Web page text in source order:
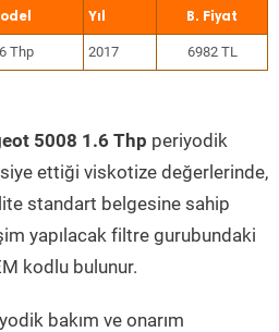
Yıl
Thp 2017 6982 TL
5008 1.6 Thp periyodik
ettiği viskotize değerlerinde,
standart belgesine sahip
yapılacak filtre gurubundaki
kodlu bulunur.
bakım ve onarım